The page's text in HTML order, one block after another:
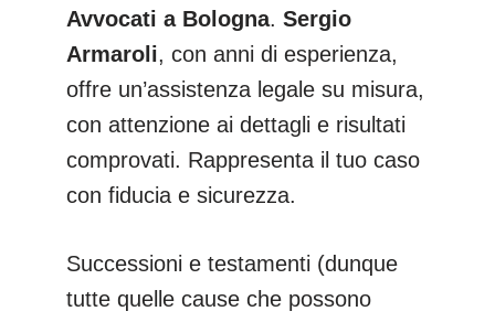
Avvocati a Bologna. Sergio
Armaroli, con anni di esperienza,
offre un’assistenza legale su misura,
con attenzione ai dettagli e risultati
comprovati. Rappresenta il tuo caso
con fiducia e sicurezza.
Successioni e testamenti (dunque
tutte quelle cause che possono